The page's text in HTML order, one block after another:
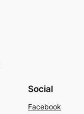
Social
Facebook